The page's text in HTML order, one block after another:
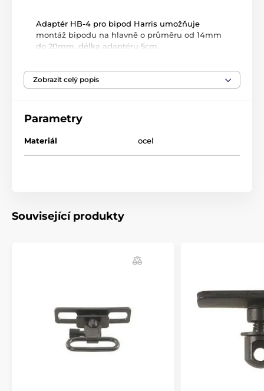
Adaptér HB-4 pro bipod Harris umožňuje
montáž bipodu na hlavně o průměru od 14mm
do 20mm, délka adaptéru 5cm.
Zobrazit celý popis
Parametry
Materiál ocel
Související produkty